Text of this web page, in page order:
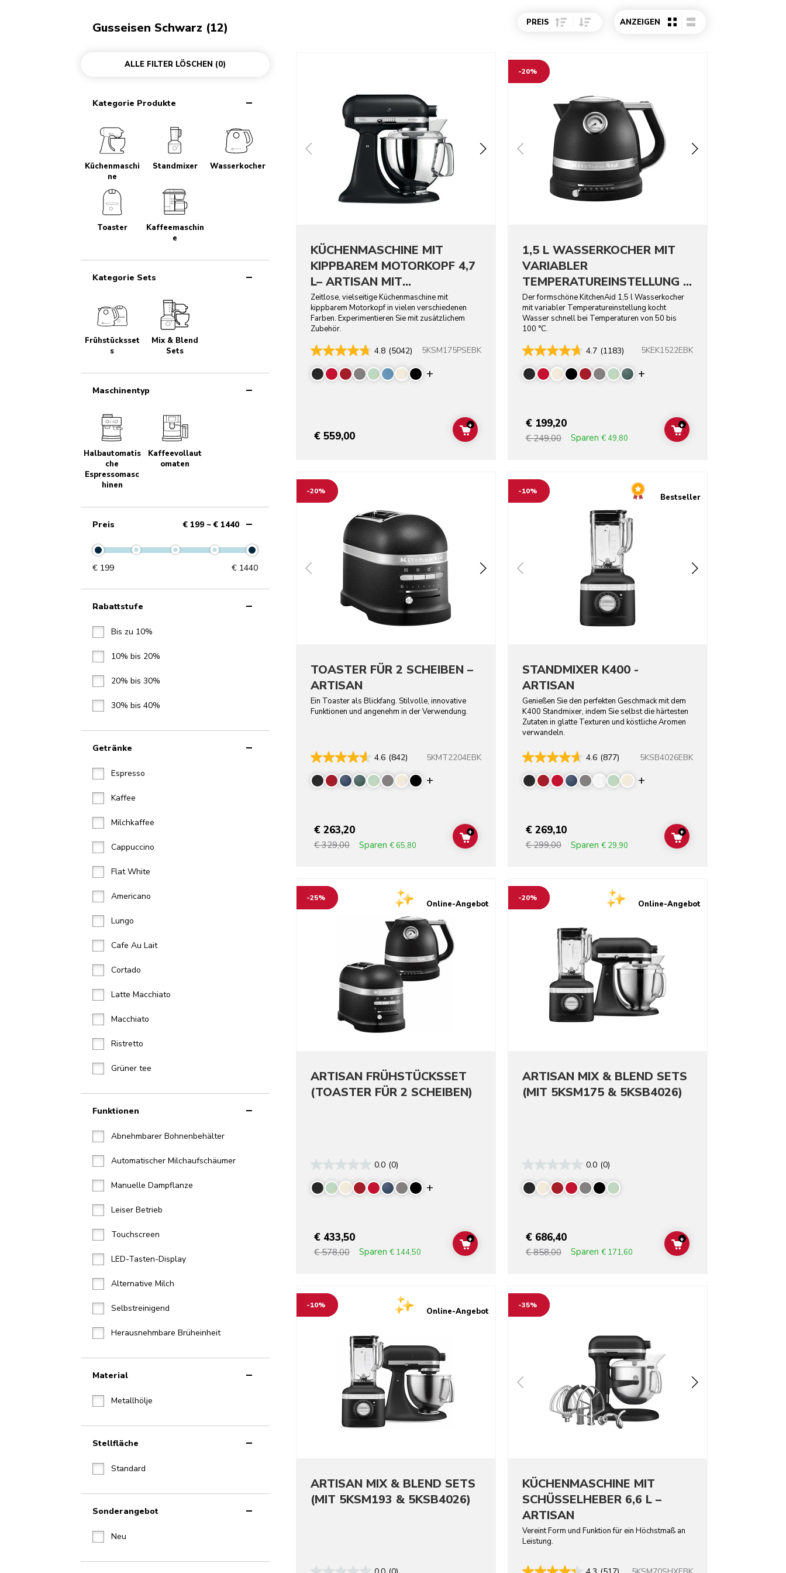
PREIS Sort Price ascending
Sort Price descending
ANZEIGEN
Gusseisen Schwarz (12)
ALLE FILTER LÖSCHEN (0)
Kategorie Produkte
Küchenmaschi
ne
Standmixer Wasserkocher
Toaster
Kaffeemaschin
e
Kategorie Sets
Frühstücksset
s
Mix & Blend
Sets
Maschinentyp
Halbautomatis
che
Espressomasc
hinen
Kaffeevollaut
omaten
Preis € 199 ~ € 1440
€ 199 € 1440
Rabattstufe
Bis zu 10%
10% bis 20%
20% bis 30%
30% bis 40%
Getränke
Espresso
Kaffee
Milchkaffee
Cappuccino
Flat White
Americano
Lungo
Cafe Au Lait
Cortado
Latte Macchiato
Macchiato
Ristretto
Grüner tee
Funktionen
Abnehmbarer Bohnenbehälter
Automatischer Milchaufschäumer
Manuelle Dampflanze
Leiser Betrieb
Touchscreen
LED-Tasten-Display
Alternative Milch
Selbstreinigend
Herausnehmbare Brüheinheit
Material
Metallhölje
Stellfläche
Standard
Sonderangebot
Neu
KÜCHENMASCHINE MIT
KIPPBAREM MOTORKOPF 4,7
L– ARTISAN MIT
ZUSÄTZLICHEM ZUBEHÖR
Zeitlose, vielseitige Küchenmaschine mit
kippbarem Motorkopf in vielen verschiedenen
Farben. Experimentieren Sie mit zusätzlichem
Zubehör.
4.8 (5042) 5KSM175PSEBK
Display more colors
€ 559,00 ADD TO CART
+
-20%
1,5 L WASSERKOCHER MIT
VARIABLER
TEMPERATUREINSTELLUNG -
ARTISAN
Der formschöne KitchenAid 1,5 l Wasserkocher
mit variabler Temperatureinstellung kocht
Wasser schnell bei Temperaturen von 50 bis
100 °C.
4.7 (1183) 5KEK1522EBK
Display more colors
€ 199,20
€ 249,00 Sparen € 49,80 ADD TO CART
+
-20%
TOASTER FÜR 2 SCHEIBEN –
ARTISAN
Ein Toaster als Blickfang. Stilvolle, innovative
Funktionen und angenehm in der Verwendung.
4.6 (842) 5KMT2204EBK
Display more colors
€ 263,20
€ 329,00 Sparen € 65,80 ADD TO CART
+
-10%
Bestseller
STANDMIXER K400 -
ARTISAN
Genießen Sie den perfekten Geschmack mit dem
K400 Standmixer, indem Sie selbst die härtesten
Zutaten in glatte Texturen und köstliche Aromen
verwandeln.
4.6 (877) 5KSB4026EBK
Display more colors
€ 269,10
€ 299,00 Sparen € 29,90 ADD TO CART
+
-25%
Online-Angebot
ARTISAN FRÜHSTÜCKSSET
(TOASTER FÜR 2 SCHEIBEN)
0.0 (0)
Display more colors
€ 433,50
€ 578,00 Sparen € 144,50 ADD TO CART
+
-20%
Online-Angebot
ARTISAN MIX & BLEND SETS
(MIT 5KSM175 & 5KSB4026)
0.0 (0)
€ 686,40
€ 858,00 Sparen € 171,60 ADD TO CART
+
-10%
Online-Angebot
ARTISAN MIX & BLEND SETS
(MIT 5KSM193 & 5KSB4026)
-35%
KÜCHENMASCHINE MIT
SCHÜSSELHEBER 6,6 L –
ARTISAN
Vereint Form und Funktion für ein Höchstmaß an
Leistung.